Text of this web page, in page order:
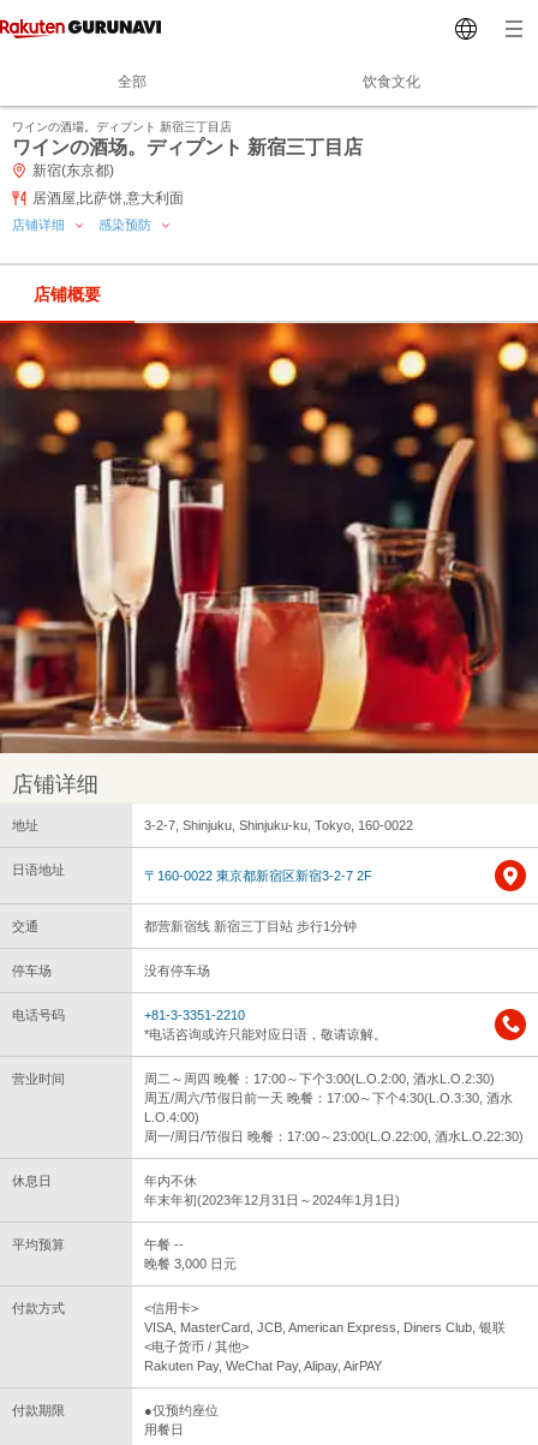
全部 饮食文化
ワインの酒場。ディプント 新宿三丁目店
ワインの酒场。ディプント 新宿三丁目店
新宿(东京都)
居酒屋,比萨饼,意大利面
店铺详细 感染预防
店铺概要
店铺详细
地址 3-2-7, Shinjuku, Shinjuku-ku, Tokyo, 160-0022
日语地址 〒160-0022 東京都新宿区新宿3-2-7 2F
交通 都营新宿线 新宿三丁目站 步行1分钟
停车场 没有停车场
电话号码
+81-3-3351-2210
*电话咨询或许只能对应日语，敬请谅解。
营业时间
周二～周四 晚餐：17:00～下个3:00(L.O.2:00, 酒水L.O.2:30)
周五/周六/节假日前一天 晚餐：17:00～下个4:30(L.O.3:30, 酒水
L.O.4:00)
周一/周日/节假日 晚餐：17:00～23:00(L.O.22:00, 酒水L.O.22:30)
休息日
年内不休
年末年初(2023年12月31日～2024年1月1日)
平均预算
午餐 --
晚餐 3,000 日元
付款方式
<信用卡>
VISA, MasterCard, JCB, American Express, Diners Club, 银联
<电子货币 / 其他>
Rakuten Pay, WeChat Pay, Alipay, AirPAY
付款期限
●仅预约座位
用餐日